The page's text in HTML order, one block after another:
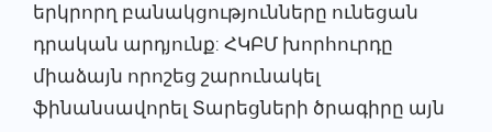
երկրորղ բանակցությունները ունեցան
դրական արդյունք: ՀԿԲՄ խորհուրդը
միաձայն որոշեց շարունակել
ֆինանսավորել Տարեցների ծրագիրը այն